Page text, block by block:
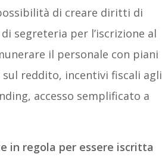
di creare diritti di
segreteria per l’iscrizione al
il personale con piani
reddito, incentivi fiscali agli
accesso semplificato a
in regola per essere iscritta